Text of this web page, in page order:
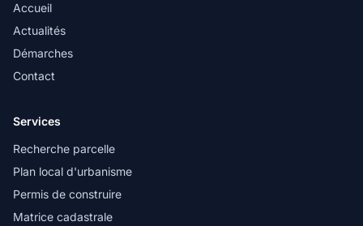
Accueil
Actualités
Démarches
Contact
Services
Recherche parcelle
Plan local d'urbanisme
Permis de construire
Matrice cadastrale